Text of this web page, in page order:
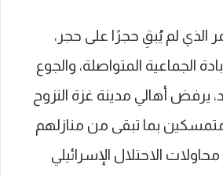
لم يُبقِ حجرًا على حجر،
الجماعية المتواصلة، والجوع
يرفض أهالي مدينة غزة النزوح
بما تبقى من منازلهم
الاحتلال الإسرائيلي